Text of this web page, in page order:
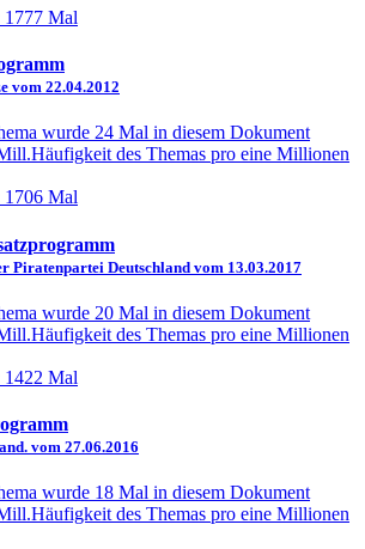
1777 Mal
vom 22.04.2012
wurde 24 Mal in diesem Dokument
Häufigkeit des Themas pro eine Millionen
1706 Mal
Piratenpartei Deutschland vom 13.03.2017
wurde 20 Mal in diesem Dokument
Häufigkeit des Themas pro eine Millionen
1422 Mal
vom 27.06.2016
wurde 18 Mal in diesem Dokument
Häufigkeit des Themas pro eine Millionen